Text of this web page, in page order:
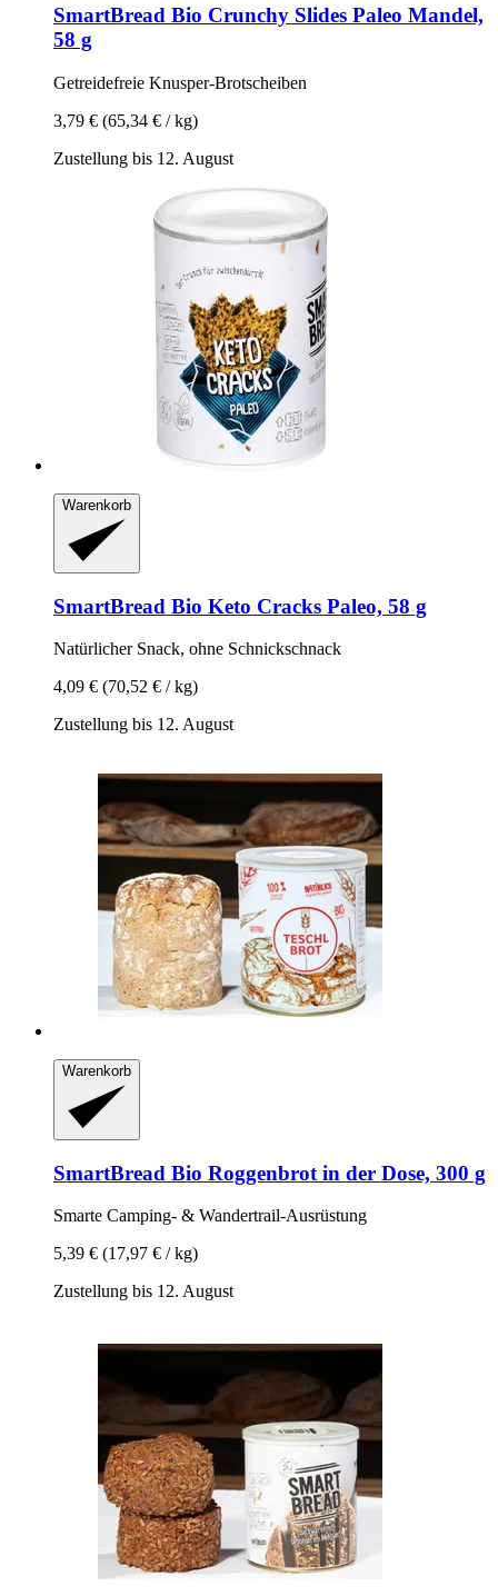
SmartBread Bio Crunchy Slides Paleo Mandel,
58 g
Getreidefreie Knusper-​Brotscheiben
3,79 € (65,34 € / kg)
Zustellung bis 12. August
Warenkorb
SmartBread Bio Keto Cracks Paleo, 58 g
Natürlicher Snack, ohne Schnickschnack
4,09 € (70,52 € / kg)
Zustellung bis 12. August
Warenkorb
SmartBread Bio Roggenbrot in der Dose, 300 g
Smarte Camping-​ & Wandertrail-​Ausrüstung
5,39 € (17,97 € / kg)
Zustellung bis 12. August